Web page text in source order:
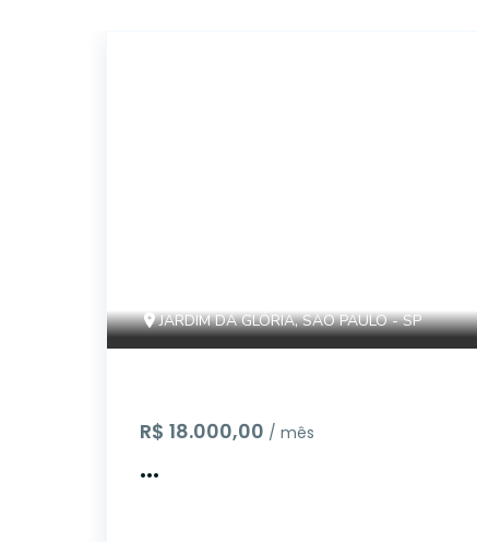
JARDIM DA GLÓRIA, SAO PAULO - SP
R$ 18.000,00 / mês
...